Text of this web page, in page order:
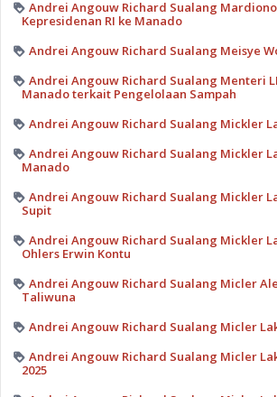
Andrei Angouw Richard Sualang
Kepresidenan RI ke Manado
Andrei Angouw Richard Sualang Meisye
Andrei Angouw Richard Sualang Menteri
Manado terkait Pengelolaan Sampah
Andrei Angouw Richard Sualang Mickler
Andrei Angouw Richard Sualang Mickler
Manado
Andrei Angouw Richard Sualang Mickler
Supit
Andrei Angouw Richard Sualang Mickler
Ohlers Erwin Kontu
Andrei Angouw Richard Sualang Micler
Taliwuna
Andrei Angouw Richard Sualang Micler
Andrei Angouw Richard Sualang Micler
2025